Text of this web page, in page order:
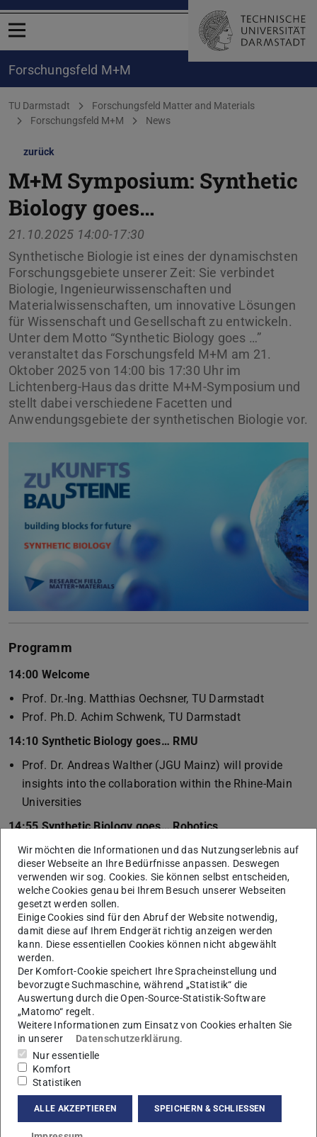
Menü öffnen
Forschungsfeld M+M
Sie befinden sich hier:
TU Darmstadt
Forschungsfeld Matter and Materials
Forschungsfeld M+M
News
zurück
M+M Symposium: Synthetic
Biology goes…
21.10.2025 14:00-17:30
Synthetische Biologie ist eines der dynamischsten
Forschungsgebiete unserer Zeit: Sie verbindet
Biologie, Ingenieurwissenschaften und
Materialwissenschaften, um innovative Lösungen
für Wissenschaft und Gesellschaft zu entwickeln.
Unter dem Motto “Synthetic Biology goes …”
veranstaltet das Forschungsfeld M+M am 21.
Oktober 2025 von 14:00 bis 17:30 Uhr im
Lichtenberg-Haus das dritte M+M-Symposium und
stellt dabei verschiedene Facetten und
Anwendungsgebiete der synthetischen Biologie vor.
Programm
14:00 Welcome
Prof. Dr.-Ing. Matthias Oechsner, TU Darmstadt
Prof. Ph.D. Achim Schwenk, TU Darmstadt
14:10 Synthetic Biology goes… RMU
Prof. Dr. Andreas Walther (JGU Mainz) will provide
insights into the collaboration within the Rhine-Main
Universities
14:55 Synthetic Biology goes… Robotics
Prof. Dr. Viktor Stein (TU Darmstadt) will present the
robotics platform and its potential
16:00 Synthetic Biology goes… Nano
Prof. Dr. Fritz Simmel (TU München) presents current
developments in the field of nanobiological systems
16:45 Synthetic Biology goes… Delicious
Dr. Matthias Schmalisch (FORMO) shows how
synthetic biology contributes to the future of our
nutrition
Gemeinsamer Ausklang mit Poster Session bei Wein &
Käse.
Wir möchten die Informationen und das Nutzungserlebnis auf
dieser Webseite an Ihre Bedürfnisse anpassen. Deswegen
verwenden wir sog. Cookies. Sie können selbst entscheiden,
welche Cookies genau bei Ihrem Besuch unserer Webseiten
gesetzt werden sollen.
Einige Cookies sind für den Abruf der Website notwendig,
damit diese auf Ihrem Endgerät richtig anzeigen werden
kann. Diese essentiellen Cookies können nicht abgewählt
werden.
Der Komfort-Cookie speichert Ihre Spracheinstellung und
bevorzugte Suchmaschine, während „Statistik“ die
Auswertung durch die Open-Source-Statistik-Software
„Matomo“ regelt.
Weitere Informationen zum Einsatz von Cookies erhalten Sie
in unserer
Datenschutzerklärung.
Nur essentielle
Komfort
Statistiken
ALLE AKZEPTIEREN SPEICHERN & SCHLIESSEN